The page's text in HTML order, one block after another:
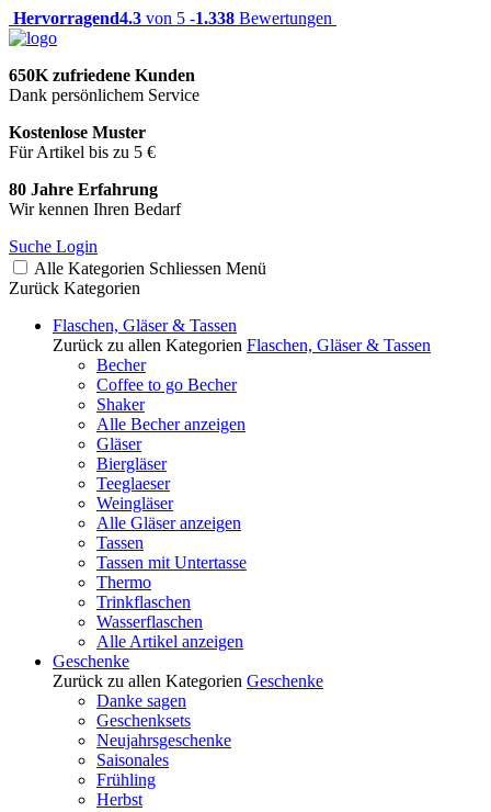
Hervorragend4.3 von 5 -1.338 Bewertungen
650K zufriedene Kunden
Dank persönlichem Service
Kostenlose Muster
Für Artikel bis zu 5 €
80 Jahre Erfahrung
Wir kennen Ihren Bedarf
Suche Login
Alle Kategorien Schliessen Menü
Zurück Kategorien
Flaschen, Gläser & Tassen
Zurück zu allen Kategorien Flaschen, Gläser & Tassen
Becher
Coffee to go Becher
Shaker
Alle Becher anzeigen
Gläser
Biergläser
Teeglaeser
Weingläser
Alle Gläser anzeigen
Tassen
Tassen mit Untertasse
Thermo
Trinkflaschen
Wasserflaschen
Alle Artikel anzeigen
Geschenke
Zurück zu allen Kategorien Geschenke
Danke sagen
Geschenksets
Neujahrsgeschenke
Saisonales
Frühling
Herbst